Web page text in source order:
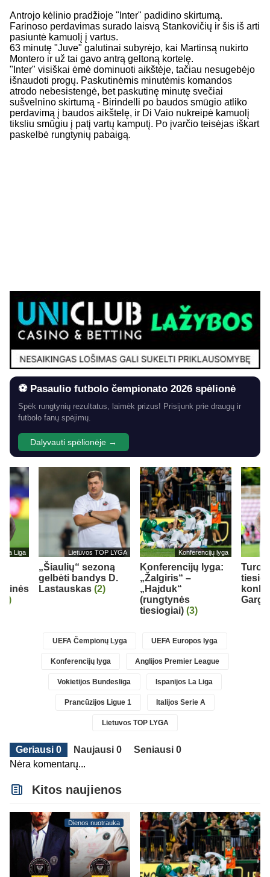
Antrojo kėlinio pradžioje "Inter" padidino skirtumą.
Farinoso perdavimas surado laisvą Stankovičių ir šis iš arti
pasiuntė kamuolį į vartus.
63 minutę "Juve" galutinai subyrėjo, kai Martinsą nukirto
Montero ir už tai gavo antrą geltoną kortelę.
"Inter" visiškai ėmė dominuoti aikštėje, tačiau nesugebėjo
išnaudoti progų. Paskutinėmis minutėmis komandos
atrodo nebesistengė, bet paskutinę minutę svečiai
sušvelnino skirtumą - Birindelli po baudos smūgio atliko
perdavimą į baudos aikštelę, ir Di Vaio nukreipė kamuolį
tiksliu smūgiu į patį vartų kamputį. Po įvarčio teisėjas iškart
paskelbė rungtynių pabaigą.
⚽ Pasaulio futbolo čempionato 2026 spėlionė
Spėk rungtynių rezultatus, laimėk prizus! Prisijunk prie draugų ir
futbolo fanų spėjimų.
Dalyvauti spėlionėje →
Liga
(1)
Lietuvos TOP LYGA
„Šiaulių“ sezoną
gelbėti bandys D.
Lastauskas (2)
Konferencijų lyga
Konferencijų lyga:
„Žalgiris“ –
„Hajduk“
(rungtynės
tiesiogiai) (3)
Turo
UEFA Čempionų Lyga UEFA Europos lyga
Konferencijų lyga Anglijos Premier League
Vokietijos Bundesliga Ispanijos La Liga
Prancūzijos Ligue 1 Italijos Serie A
Lietuvos TOP LYGA
Geriausi 0 Naujausi 0
Seniausi 0
Nėra komentarų...
Kitos naujienos
Dienos nuotrauka